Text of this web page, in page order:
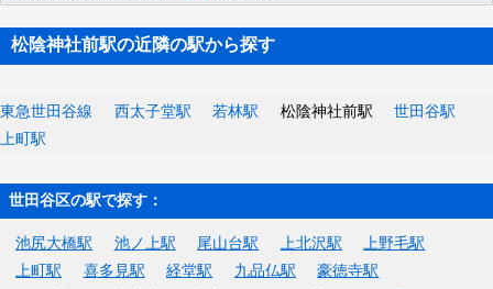
松陰神社前駅の近隣の駅から探す
東急世田谷線 西太子堂駅 若林駅 松陰神社前駅
世田谷駅
上町駅
世田谷区の駅で探す：
池尻大橋駅 池ノ上駅 尾山台駅 上北沢駅
上野毛駅
上町駅
喜多見駅 経堂駅 九品仏駅
豪徳寺駅